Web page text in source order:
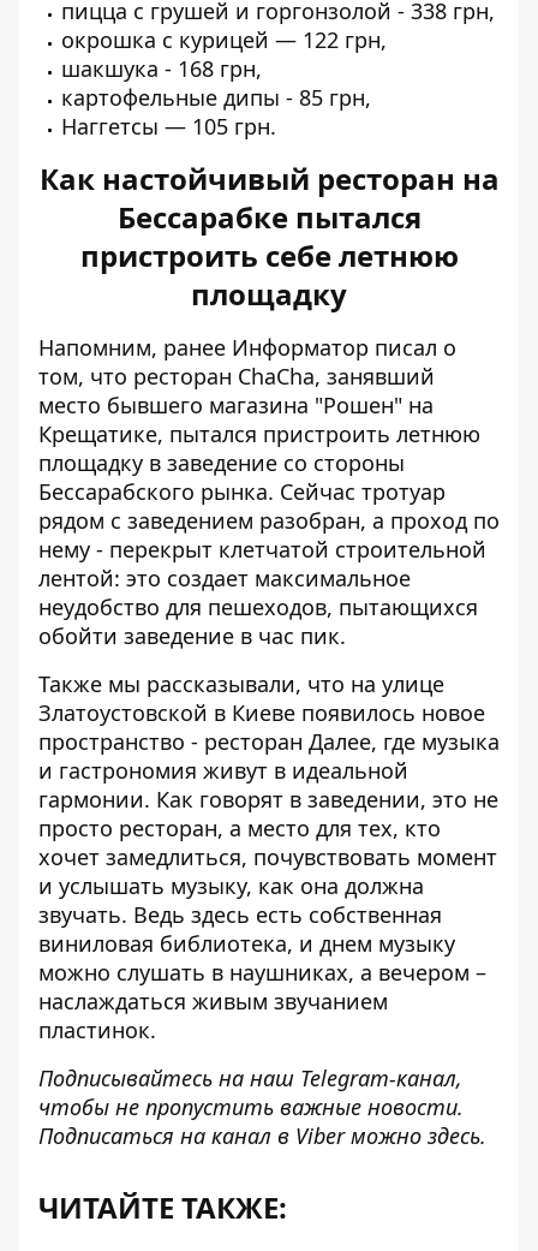
пицца с грушей и горгонзолой - 338 грн,
окрошка с курицей — 122 грн,
шакшука - 168 грн,
картофельные дипы - 85 грн,
Наггетсы — 105 грн.
Как настойчивый ресторан на
Бессарабке пытался
пристроить себе летнюю
площадку
Напомним, ранее Информатор писал о
том, что ресторан ChaCha, занявший
место бывшего магазина "Рошен" на
Крещатике, пытался пристроить летнюю
площадку в заведение со стороны
Бессарабского рынка. Сейчас тротуар
рядом с заведением разобран, а проход по
нему - перекрыт клетчатой ​​строительной
лентой: это создает максимальное
неудобство для пешеходов, пытающихся
обойти заведение в час пик.
Также мы рассказывали, что на улице
Златоустовской в ​​Киеве появилось новое
пространство - ресторан Далее, где музыка
и гастрономия живут в идеальной
гармонии. Как говорят в заведении, это не
просто ресторан, а место для тех, кто
хочет замедлиться, почувствовать момент
и услышать музыку, как она должна
звучать. Ведь здесь есть собственная
виниловая библиотека, и днем ​​музыку
можно слушать в наушниках, а вечером –
наслаждаться живым звучанием
пластинок.
Подписывайтесь на наш Telegram-канал,
чтобы не пропустить важные новости.
Подписаться на канал в Viber можно здесь.
ЧИТАЙТЕ ТАКЖЕ: